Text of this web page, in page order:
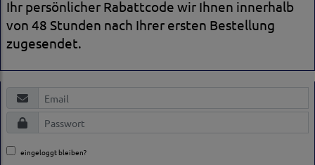
Ihr persönlicher Rabattcode wir Ihnen innerhalb
von 48 Stunden nach Ihrer ersten Bestellung
zugesendet.
eingeloggt bleiben?